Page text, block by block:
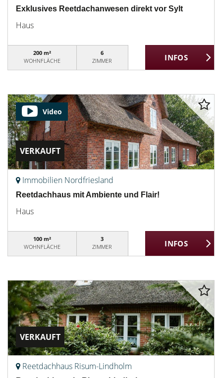
Exklusives Reetdachanwesen direkt vor Sylt
Haus
200 m²
WOHNFLÄCHE
6
ZIMMER
VERKAUFT
Video
Immobilien Nordfriesland
Reetdachhaus mit Ambiente und Flair!
Haus
100 m²
WOHNFLÄCHE
3
ZIMMER
VERKAUFT
Reetdachhaus Risum-Lindholm